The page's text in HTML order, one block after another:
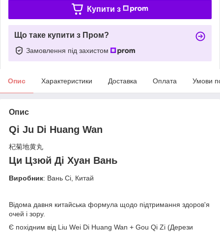
Купити з
Що таке купити з Пром?
Замовлення під захистом
Опис Характеристики Доставка Оплата Умови
Опис
Qi Ju Di Huang Wan
杞菊地黄丸
Ци Цзюй Ді Хуан Вань
Виробник: Вань Сі, Китай
Відома давня китайська формула щодо підтримання здоров'я
очей і зору.
Є похідним від Liu Wei Di Huang Wan + Gou Qi Zi (Дерези